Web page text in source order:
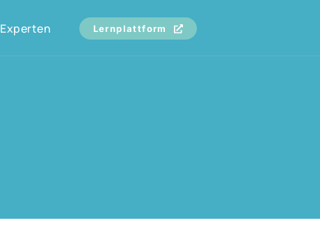
Experten Lernplattform